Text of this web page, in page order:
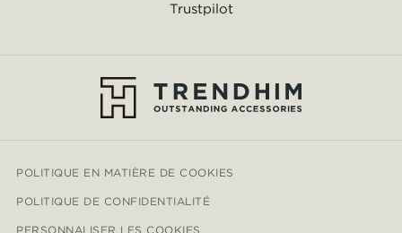
Trustpilot
POLITIQUE EN MATIÈRE DE COOKIES
POLITIQUE DE CONFIDENTIALITÉ
PERSONNALISER LES COOKIES